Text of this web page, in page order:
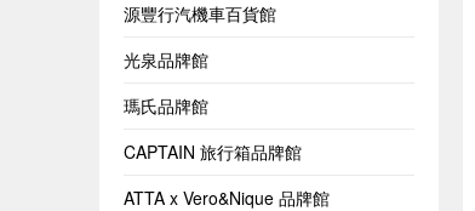
源豐行汽機車百貨館
光泉品牌館
瑪氏品牌館
CAPTAIN 旅行箱品牌館
ATTA x Vero&Nique 品牌館